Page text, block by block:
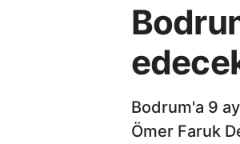
Bodrum'a 9
Ömer Faruk